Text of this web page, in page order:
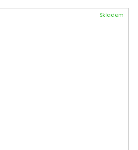
Skladem